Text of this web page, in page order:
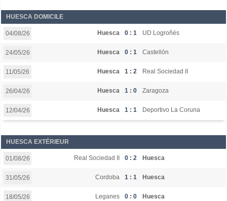
HUESCA DOMICILE
04/08/26 Huesca 0 : 1 UD Logroñés
24/05/26 Huesca 0 : 1 Castellón
11/05/26 Huesca 1 : 2 Real Sociedad II
26/04/26 Huesca 1 : 0 Zaragoza
12/04/26 Huesca 1 : 1 Deportivo La Coruna
HUESCA EXTÉRIEUR
01/08/26 Real Sociedad II 0 : 2 Huesca
31/05/26 Cordoba 1 : 1 Huesca
18/05/26 Leganes 0 : 0 Huesca